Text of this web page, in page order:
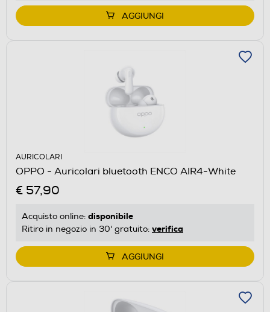
AGGIUNGI
AURICOLARI
OPPO - Auricolari bluetooth ENCO AIR4-White
€ 57,90
Acquisto online: disponibile
Ritiro in negozio in 30' gratuito: verifica
AGGIUNGI